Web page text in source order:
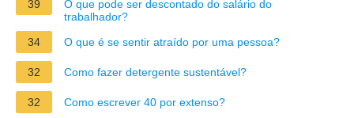
39
O que pode ser descontado do salário do
trabalhador?
34
O que é se sentir atraído por uma pessoa?
32 Como fazer detergente sustentável?
32 Como escrever 40 por extenso?